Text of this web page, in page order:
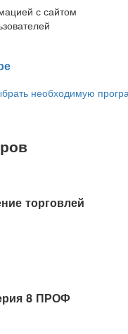
с сайтом
необходимую
торговлей
8 ПРОФ